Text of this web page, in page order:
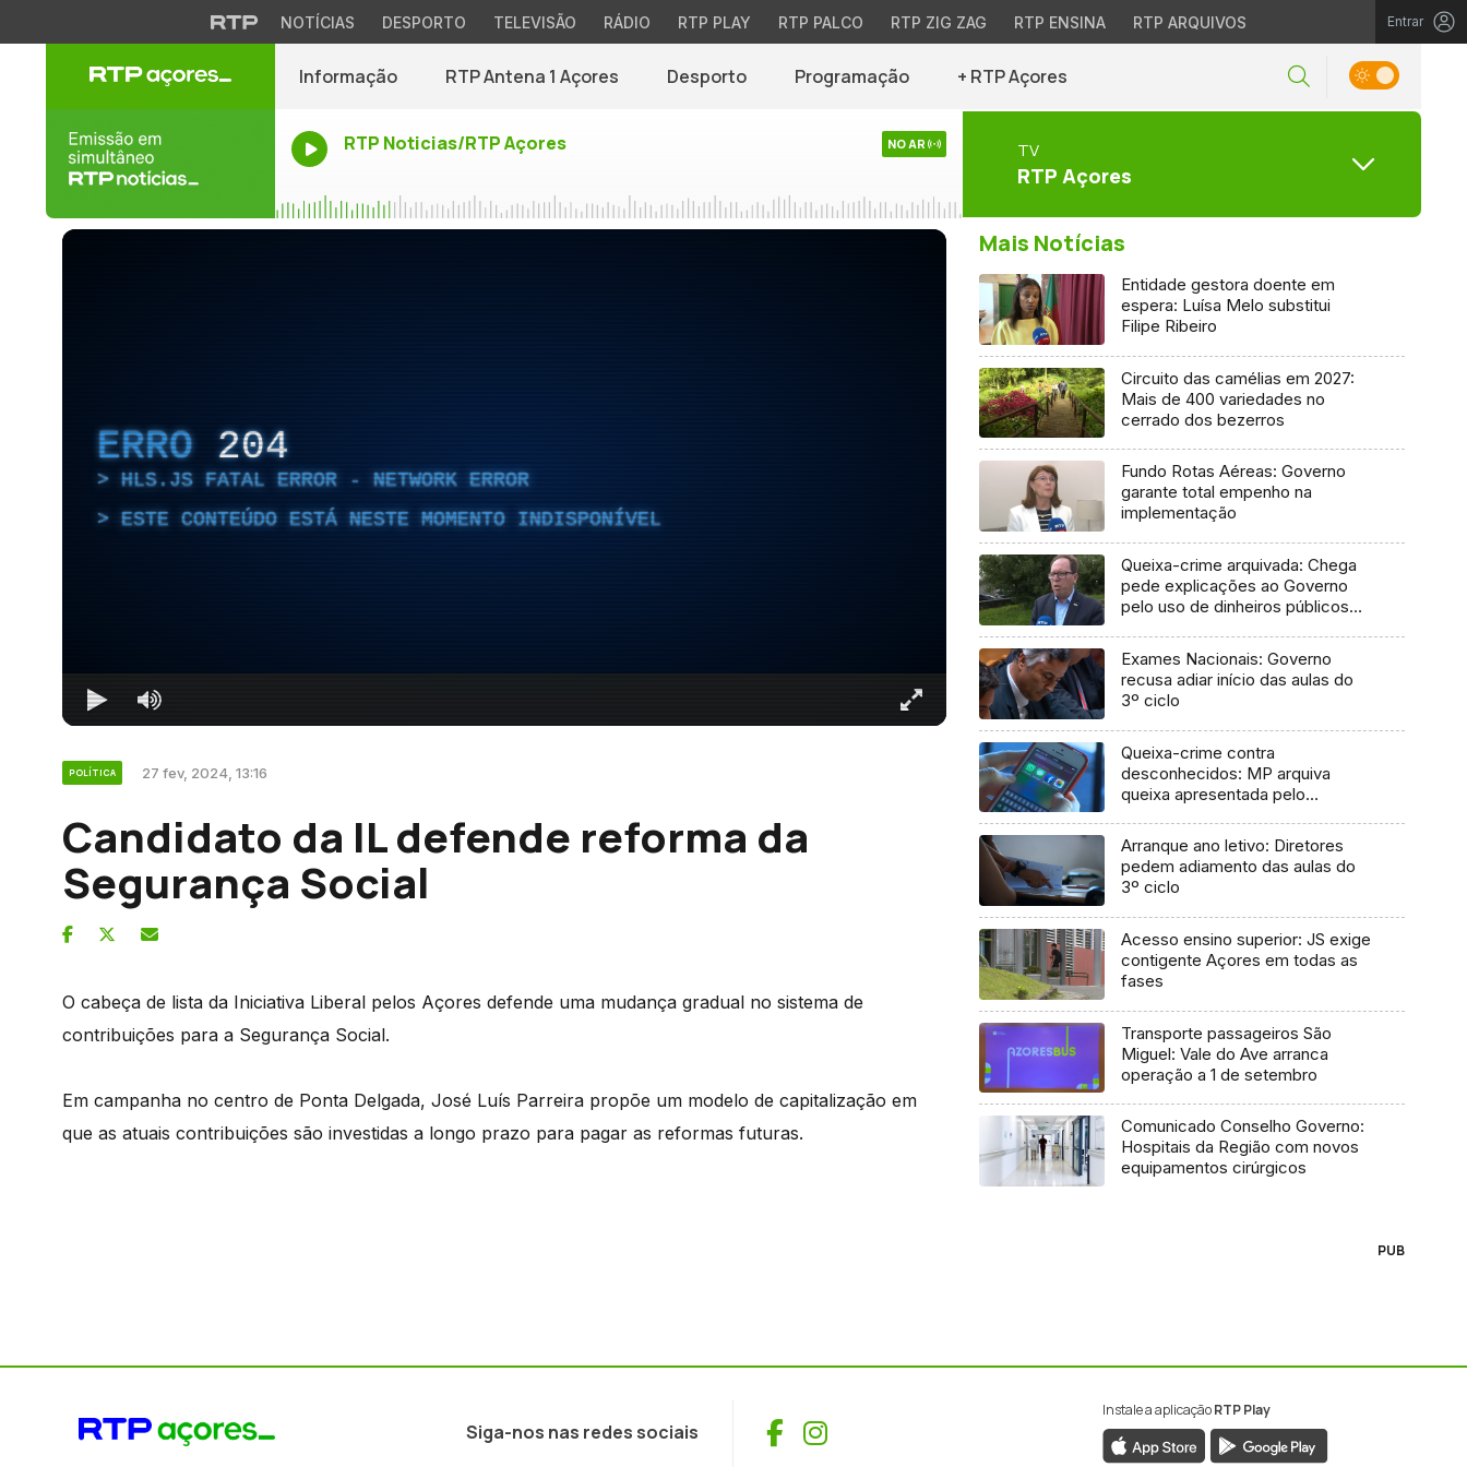
NOTÍCIAS DESPORTO TELEVISÃO RÁDIO RTP PLAY RTP PALCO RTP ZIG ZAG RTP ENSINA RTP ARQUIVOS Entrar
Informação RTP Antena 1 Açores Desporto Programação + RTP Açores
RTP Noticias/RTP Açores NO AR TV
RTP Açores
ERRO 204
HLS.JS FATAL ERROR - NETWORK ERROR
ESTE CONTEÚDO ESTÁ NESTE MOMENTO INDISPONÍVEL
POLÍTICA 27 fev, 2024, 13:16
Candidato da IL defende reforma da
Segurança Social
O cabeça de lista da Iniciativa Liberal pelos Açores defende uma mudança gradual no sistema de
contribuições para a Segurança Social.
Em campanha no centro de Ponta Delgada, José Luís Parreira propõe um modelo de capitalização em
que as atuais contribuições são investidas a longo prazo para pagar as reformas futuras.
Mais Notícias
Entidade gestora doente em
espera: Luísa Melo substitui
Filipe Ribeiro
Circuito das camélias em 2027:
Mais de 400 variedades no
cerrado dos bezerros
Fundo Rotas Aéreas: Governo
garante total empenho na
implementação
Queixa-crime arquivada: Chega
pede explicações ao Governo
pelo uso de dinheiros públicos
Exames Nacionais: Governo
recusa adiar início das aulas do
3º ciclo
Queixa-crime contra
desconhecidos: MP arquiva
queixa apresentada pelo
Arranque ano letivo: Diretores
pedem adiamento das aulas do
3º ciclo
Acesso ensino superior: JS exige
contigente Açores em todas as
fases
Transporte passageiros São
Miguel: Vale do Ave arranca
operação a 1 de setembro
Comunicado Conselho Governo:
Hospitais da Região com novos
equipamentos cirúrgicos
PUB
Siga-nos nas redes sociais Facebook
Instagram
Instale a aplicaçãoRTP Play